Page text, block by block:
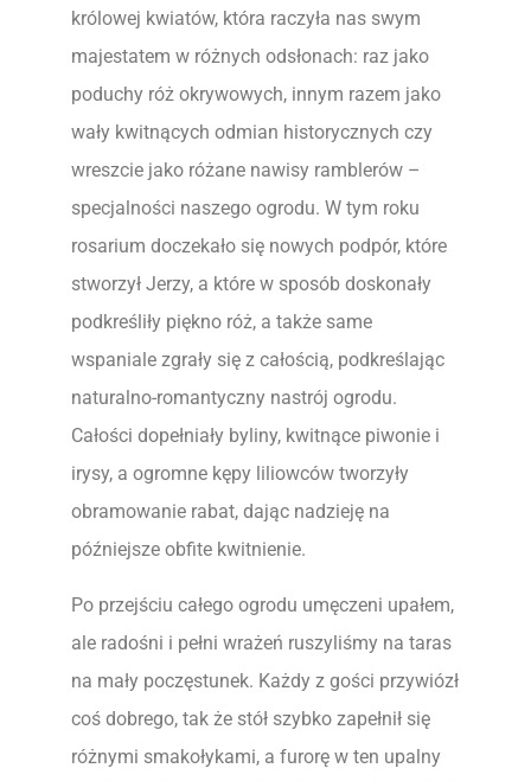
królowej kwiatów, która raczyła nas swym
majestatem w różnych odsłonach: raz jako
poduchy róż okrywowych, innym razem jako
wały kwitnących odmian historycznych czy
wreszcie jako różane nawisy ramblerów –
specjalności naszego ogrodu. W tym roku
rosarium doczekało się nowych podpór, które
stworzył Jerzy, a które w sposób doskonały
podkreśliły piękno róż, a także same
wspaniale zgrały się z całością, podkreślając
naturalno-romantyczny nastrój ogrodu.
Całości dopełniały byliny, kwitnące piwonie i
irysy, a ogromne kępy liliowców tworzyły
obramowanie rabat, dając nadzieję na
późniejsze obfite kwitnienie.
Po przejściu całego ogrodu umęczeni upałem,
ale radośni i pełni wrażeń ruszyliśmy na taras
na mały poczęstunek. Każdy z gości przywiózł
coś dobrego, tak że stół szybko zapełnił się
różnymi smakołykami, a furorę w ten upalny